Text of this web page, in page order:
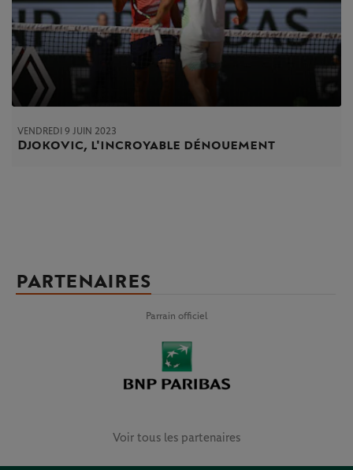
VENDREDI 9 JUIN 2023
Djokovic, l'incroyable dénouement
PARTENAIRES
Parrain officiel
Voir tous les partenaires